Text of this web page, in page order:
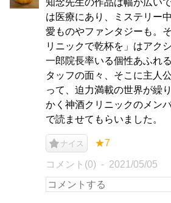
知念先生の作品は幅が広い
は医療にあり、ミステリー
愛ものやファンタジーも。
リニックで乾杯を」はアク
一郎院長率いる個性あふれ
タッフの面々、そこに主人
って、迫力満載の世界が繰
かく神酒クリニックのメン
で読ませてもらいました。
ナイス ★7
コメント(0) 2021/05/05